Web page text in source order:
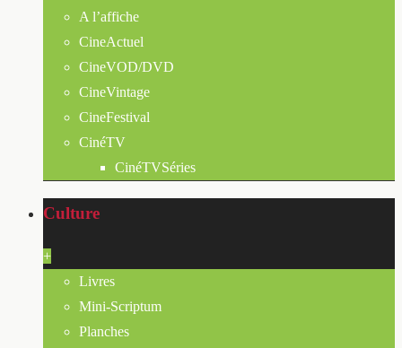
A l’affiche
CineActuel
CineVOD/DVD
CineVintage
CineFestival
CinéTV
CinéTVSéries
Culture
+
Livres
Mini-Scriptum
Planches